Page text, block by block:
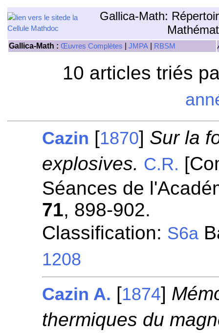
Gallica-Math:
Gallica-Math : Œuvres Complètes JMPA RBSM
10 articles triés
Cazin [1870] Sur la
explosives. C.R.
Séances de
71, 898-902.
Classification: S6a
1208
Cazin A. [1874]
thermiques du